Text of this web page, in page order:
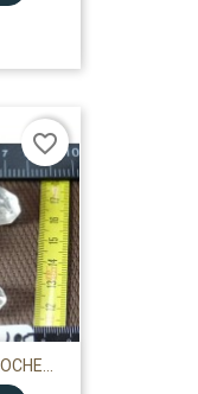
favorite_border